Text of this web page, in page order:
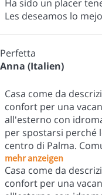
Ha sido un placer
Les deseamos lo
Perfetta
Anna (Italien)
Casa come da
confort per una
all'esterno con
per spostarsi perché
centro di Palma.
mehr anzeigen
Casa come da
confort per una